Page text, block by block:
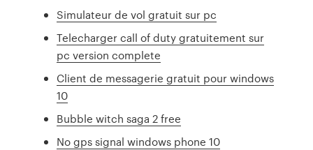
Simulateur de vol gratuit sur pc
Telecharger call of duty gratuitement sur
pc version complete
Client de messagerie gratuit pour windows
10
Bubble witch saga 2 free
No gps signal windows phone 10